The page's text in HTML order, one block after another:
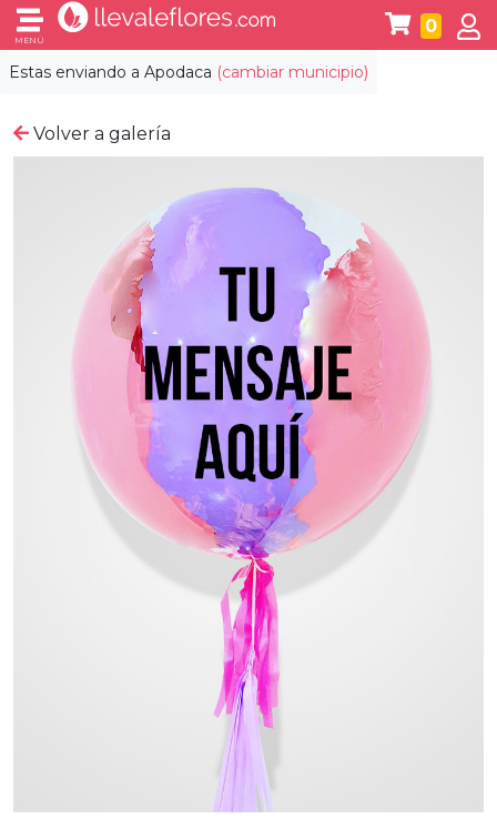
Estas enviando a Apodaca (cambiar municipio)
MENÚ
0
Volver a galería